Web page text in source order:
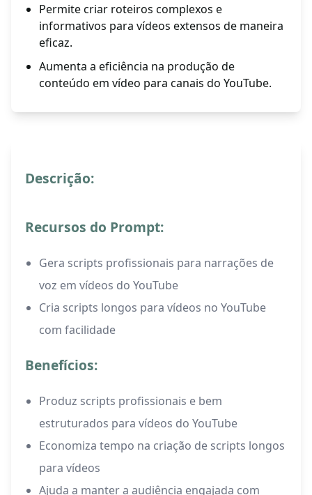
Permite criar roteiros complexos e
informativos para vídeos extensos de maneira
eficaz.
Aumenta a eficiência na produção de
conteúdo em vídeo para canais do YouTube.
Descrição:
Recursos do Prompt:
Gera scripts profissionais para narrações de
voz em vídeos do YouTube
Cria scripts longos para vídeos no YouTube
com facilidade
Benefícios:
Produz scripts profissionais e bem
estruturados para vídeos do YouTube
Economiza tempo na criação de scripts longos
para vídeos
Ajuda a manter a audiência engajada com